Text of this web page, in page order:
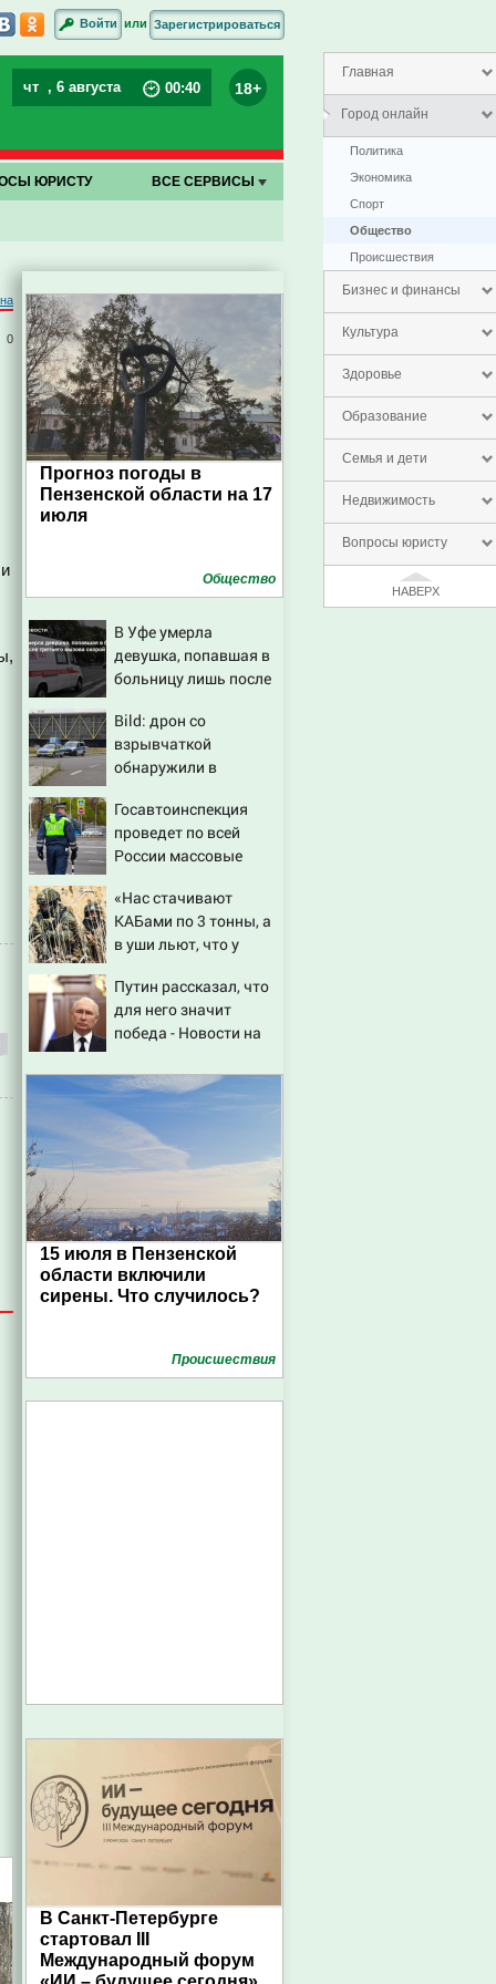
Главная
Город онлайн
Политика
Экономика
Спорт
Общество
Проиcшествия
Бизнес и финансы
Культура
Здоровье
Образование
Семья и дети
Недвижимость
Вопросы юристу
НАВЕРХ
Войти или Зарегистрироваться
чт , 6 августа 00:40 18+
ЮРИСТУ ВСЕ СЕРВИСЫ
0
Прогноз погоды в
Пензенской области на 17
июля
Общество
В Уфе умерла
девушка, попавшая в
больницу лишь после
скорой
Bild: дрон со
взрывчаткой
обнаружили в
Госавтоинспекция
проведет по всей
России массовые
«Нас стачивают
КАБами по 3 тонны, а
в уши льют, что у
резервов»
Путин рассказал, что
для него значит
победа - Новости на
15 июля в Пензенской
области включили
сирены. Что случилось?
Проиcшествия
В Санкт-Петербурге
стартовал III
Международный форум